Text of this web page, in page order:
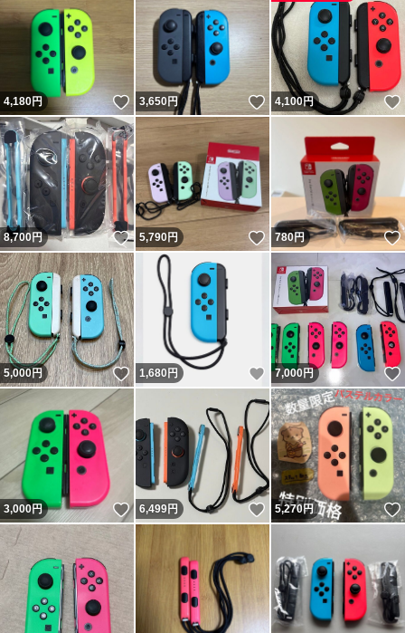
4,180円 いいね！
3,650円 いいね！
4,100円
8,700円 いいね！
5,790円 いいね！
780円
5,000円 いいね！
1,680 円 いいね！
7,000円
3,000円 いいね！
6,499円 いいね！
5,270円